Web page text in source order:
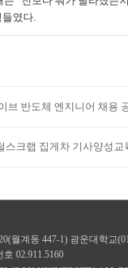
들였다.
브 반도체 엔지니어 채용
스크랩 집게차 기사양성교
월계동 447-1) 광운대학교
호 02.911.5160